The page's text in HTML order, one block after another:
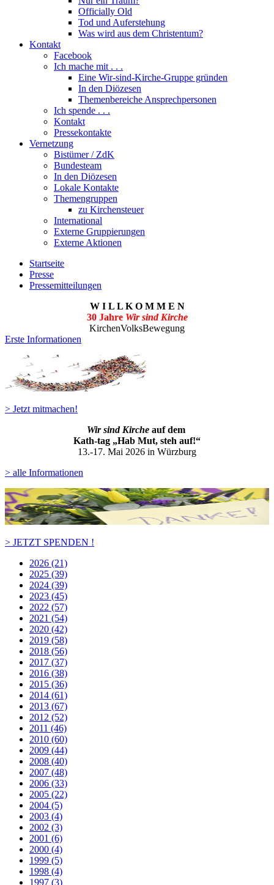
Officially Old
Tod und Auferstehung
Was wird aus dem Christentum?
Kontakt
Facebook
Ich mache mit . . .
Eine Wir-sind-Kirche-Gruppe gründen
In den Diözesen
Themenbereiche Ansprechpersonen
Ich spende . . .
Kontakt
Pressekontakte
Vernetzung
Bistümer / ZdK
Bundesteam
In den Diözesen
Lokale Kontakte
Themengruppen
zu Kirchensteuer
International
Externe Gruppierungen
Externe Aktionen
Startseite
Presse
Pressemitteilungen
W I L L K O M M E N
30 Jahre Wir sind Kirche
KirchenVolksBewegung
Erste Informationen
> Jetzt mitmachen!
Wir sind Kirche auf dem
Kath-tag „Hab Mut, steh auf!“
13.-17. Mai 2026 in Würzburg
> alle Informationen
> JETZT SPENDEN !
2026 (21)
2025 (39)
2024 (39)
2023 (45)
2022 (57)
2021 (54)
2020 (42)
2019 (58)
2018 (56)
2017 (37)
2016 (38)
2015 (36)
2014 (61)
2013 (67)
2012 (52)
2011 (46)
2010 (60)
2009 (44)
2008 (40)
2007 (48)
2006 (33)
2005 (22)
2004 (5)
2003 (4)
2002 (3)
2001 (6)
2000 (4)
1999 (5)
1998 (4)
1997 (3)